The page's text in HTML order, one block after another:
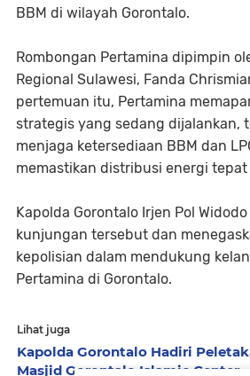
BBM di wilayah Gorontalo.
Rombongan Pertamina dipimpin
Regional Sulawesi, Fanda
pertemuan itu, Pertamina
strategis yang sedang dijalankan,
menjaga ketersediaan BBM dan
memastikan distribusi energi tepat
Kapolda Gorontalo Irjen Pol
kunjungan tersebut dan
kepolisian dalam mendukung
Pertamina di Gorontalo.
Lihat juga
Kapolda Gorontalo Hadiri
Masjid Gorontalo Islamic Center